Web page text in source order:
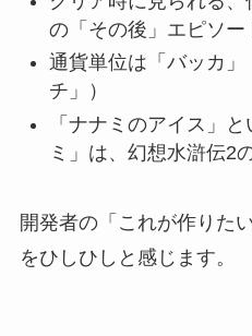
の「その後」エピソー
通貨単位は「バッカ」
チ」）
「ナナミのアイス」
ミ」は、幻想水滸伝2
開発者の「これが作りた
をひしひしと感じます。